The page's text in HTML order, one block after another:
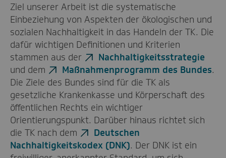
Ziel unserer Arbeit ist die systematische
Einbeziehung von Aspekten der ökologischen und
sozialen Nachhaltigkeit in das Handeln der TK. Die
dafür wichtigen Definitionen und Kriterien
stammen aus der
Nachhaltigkeitsstrategie
und dem
Maßnahmenprogramm des Bundes.
Die Ziele des Bundes sind für die TK als
gesetzliche Krankenkasse und Körperschaft des
öffentlichen Rechts ein wichtiger
Orientierungspunkt. Darüber hinaus richtet sich
die TK nach dem
Deutschen
Nachhaltigkeitskodex (DNK). Der DNK ist ein